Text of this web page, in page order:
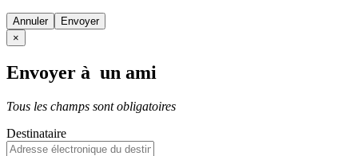
Annuler
×
Envoyer à un ami
Tous les champs sont obligatoires
Destinataire